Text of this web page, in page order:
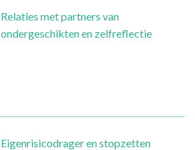
Relaties met partners van
ondergeschikten en zelfreflectie
Eigenrisicodrager en stopzetten